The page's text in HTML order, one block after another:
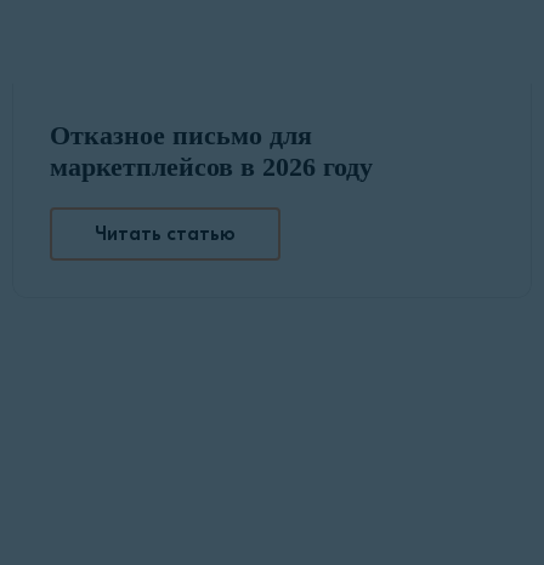
Отказное письмо для
маркетплейсов в 2026 году
Читать статью